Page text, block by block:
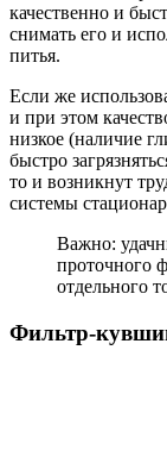
качественно и
снимать его и
питья.
Если же
и при этом
низкое (наличие
быстро
то и возникнут
системы
Важно:
проточного
отдельного
Фильтр-